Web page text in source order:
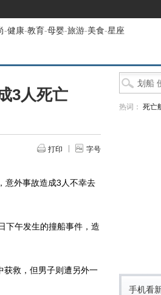
-健康-教育-母婴-旅游-美食-星座
3人死亡
打印 字号
外事故造成3人不幸去
午发生的撞船事件，造
救，但男子则遭另外一
热词： 死亡
手机看